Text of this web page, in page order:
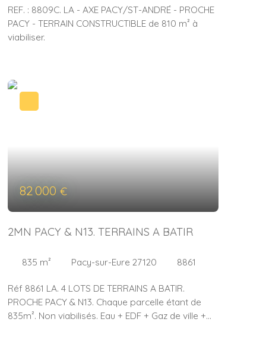
REF. : 8809C. LA - AXE PACY/ST-ANDRÉ - PROCHE
PACY - TERRAIN CONSTRUCTIBLE de 810 m² à
viabiliser.
82 000€
2MN PACY & N13. TERRAINS A BATIR
835 m² Pacy-sur-Eure 27120 8861
Réf 8861 LA. 4 LOTS DE TERRAINS A BATIR.
PROCHE PACY & N13. Chaque parcelle étant de
835m². Non viabilisés. Eau + EDF + Gaz de ville +